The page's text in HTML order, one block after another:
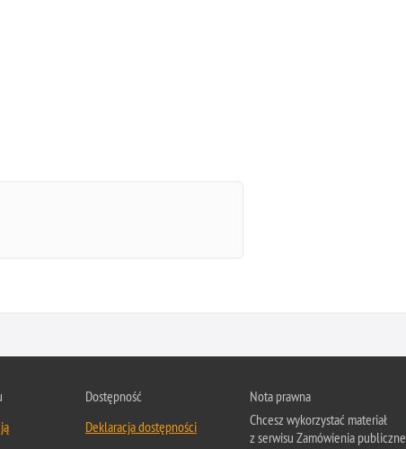
Dostępność
Deklaracja dostępności
Nota prawna
Chcesz wykorzystać materiał
z serwisu Zamówienia publiczne